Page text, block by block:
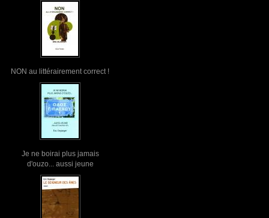
NON au littérairement correct !
Je ne boirai plus jamais
d'ouzo... aussi jeune